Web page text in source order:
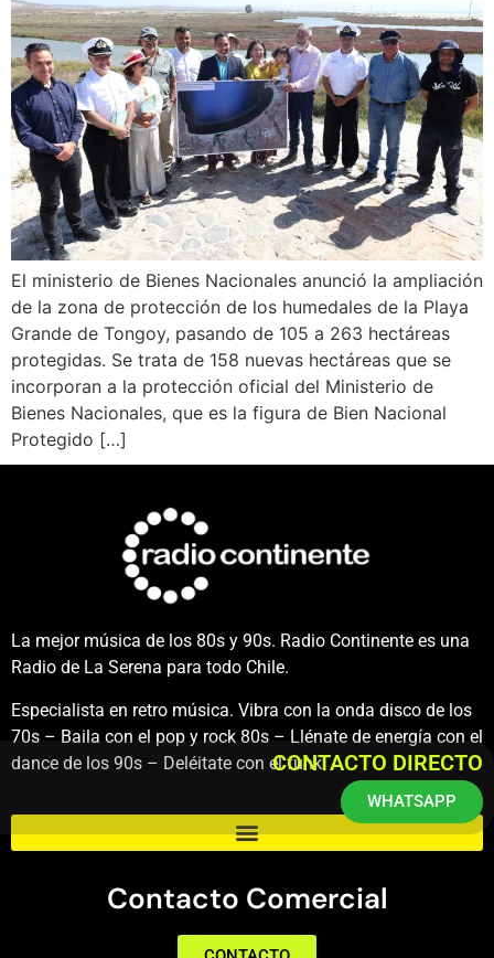
El ministerio de Bienes Nacionales anunció la ampliación
de la zona de protección de los humedales de la Playa
Grande de Tongoy, pasando de 105 a 263 hectáreas
protegidas. Se trata de 158 nuevas hectáreas que se
incorporan a la protección oficial del Ministerio de
Bienes Nacionales, que es la figura de Bien Nacional
Protegido […]
La mejor música de los 80s y 90s. Radio Continente es una
Radio de La Serena para todo Chile.
Especialista en retro música. Vibra con la onda disco de los
70s – Baila con el pop y rock 80s – Llénate de energía con el
dance de los 90s – Deléitate con el funk.
Contacto Comercial
CONTACTO DIRECTO
WHATSAPP